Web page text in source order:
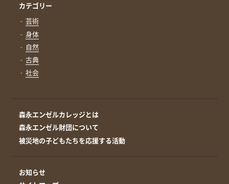
カテゴリー
芸術
身体
自然
古典
社会
森永エンゼルカレッジとは
森永エンゼル財団について
被災地の子どもたちを応援する活動
お知らせ